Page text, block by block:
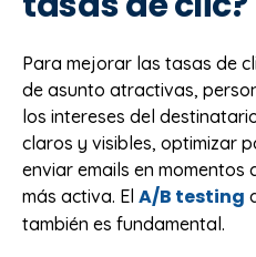
Para mejorar las tasas de
de asunto atractivas,
los intereses del
claros y visibles, optimizar
enviar emails en momentos
más activa. El A/B testing
también es fundamental.